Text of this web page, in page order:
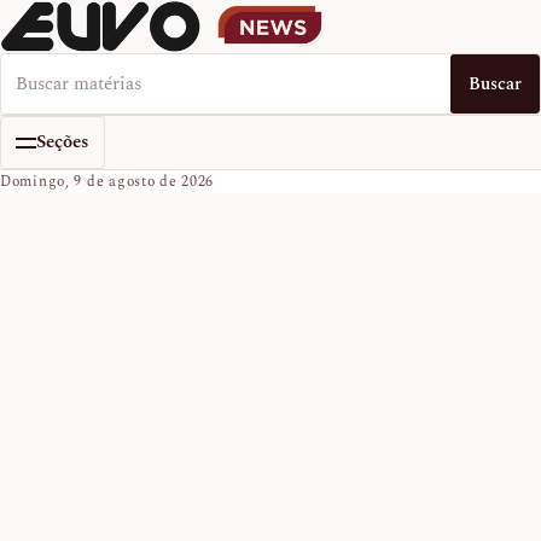
Buscar no EUVO News Buscar
Seções
Domingo, 9 de agosto de 2026